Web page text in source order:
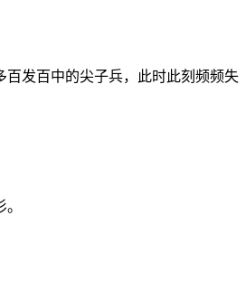
发百中的尖子兵，此时此刻频频失